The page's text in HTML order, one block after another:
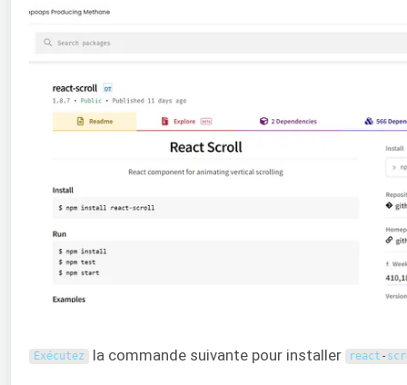
Exécutez la commande suivante pour installer react -